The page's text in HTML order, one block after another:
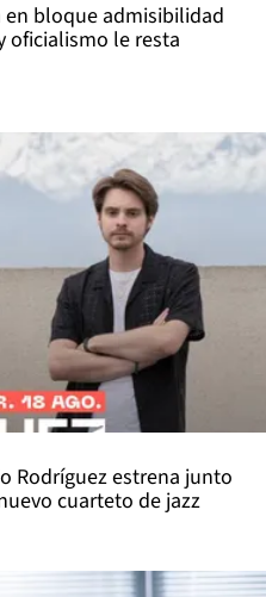
en bloque admisibilidad
oficialismo le resta
Rodríguez estrena junto
cuarteto de jazz